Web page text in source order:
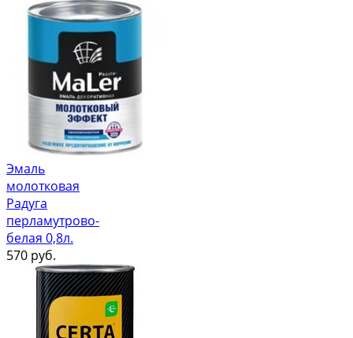
Эмаль
молотковая
Радуга
перламутрово-
белая 0,8л.
570 руб.